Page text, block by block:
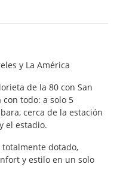
y La América
de la 80 con San
con todo: a solo 5
cerca de la estación
el estadio.
totalmente dotado,
y estilo en un solo